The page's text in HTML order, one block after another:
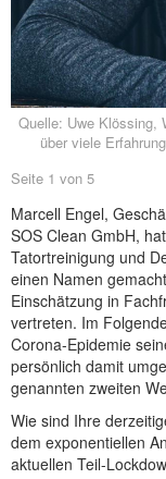
NEUER BEITRAG
Quelle: Uwe Klössing,
über viele
Seite 1 von 5
Marcell Engel,
SOS Clean GmbH,
Tatortreinigung und
einen Namen
Einschätzung in
vertreten. Im
Corona-Epidemie
persönlich damit
genannten zweiten
Wie sind Ihre
dem exponentiellen
aktuellen Teil-